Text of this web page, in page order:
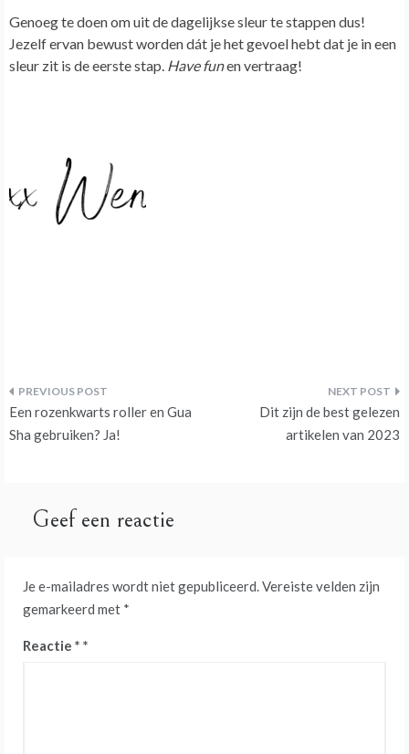
Genoeg te doen om uit de dagelijkse sleur te stappen dus!
Jezelf ervan bewust worden dát je het gevoel hebt dat je in een
sleur zit is de eerste stap. Have funen vertraag!
Bericht
navigatie
Een rozenkwarts roller en Gua
Sha gebruiken? Ja!
Dit zijn de best gelezen
artikelen van 2023
Geef een reactie
Je e-mailadres wordt niet gepubliceerd.Vereiste velden zijn
gemarkeerd met *
Reactie *